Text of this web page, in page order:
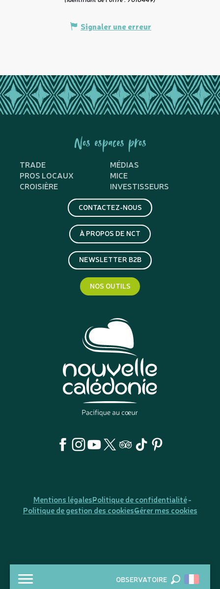
OBSERVATOIRE
Signaler une erreur
Nos espaces pros
TRADE
MÉDIAS
PROS LOCAUX
MICE
CROISIÈRE
INVESTISSEURS
CONTACTEZ-NOUS
À PROPOS DE NCT
NEWSLETTER B2B
NOS OUTILS
Mentions légalesPolitique de confidentialité
Politique de gestion des cookiesGérer mes cookies